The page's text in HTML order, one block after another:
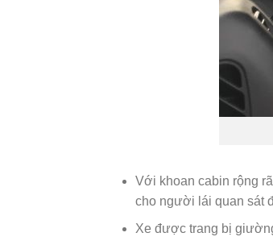
Với khoan cabin rộng
cho người lái quan sát
Xe được trang bị